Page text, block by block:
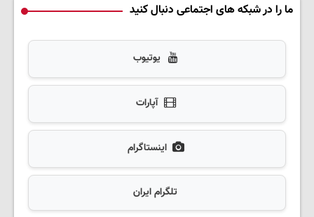
ما را در شبکه های اجتماعی دنبال کنید
یوتیوب
آپارات
اینستاگرام
تلگرام ایران